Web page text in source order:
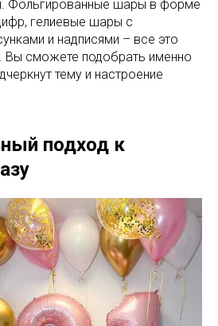
Фольгированные шары в форме
гелиевые шары с
и надписями – все это
Вы сможете подобрать именно
тему и настроение
подход к